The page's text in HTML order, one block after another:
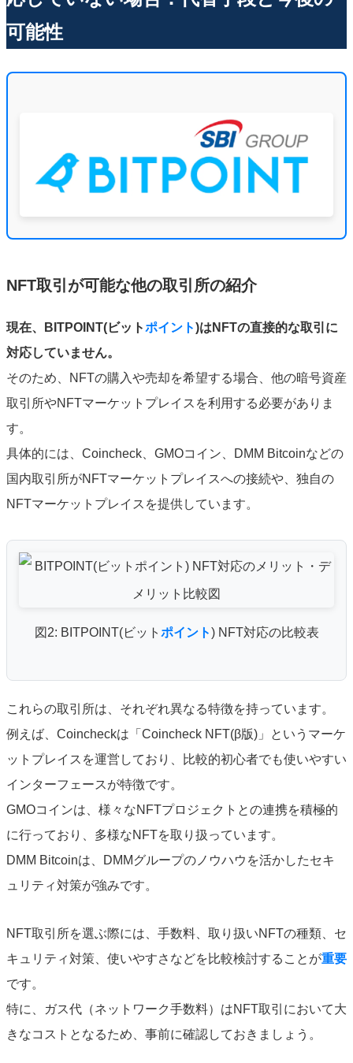
可能性
NFT取引が可能な他の取引所の紹介
現在、BITPOINT(ビットポイント)はNFTの直接的な取引に
対応していません。
そのため、NFTの購入や売却を希望する場合、他の暗号資産
取引所やNFTマーケットプレイスを利用する必要がありま
す。
具体的には、Coincheck、GMOコイン、DMM Bitcoinなどの
国内取引所がNFTマーケットプレイスへの接続や、独自の
NFTマーケットプレイスを提供しています。
図2: BITPOINT(ビット ポイント) NFT対応の比較表
これらの取引所は、それぞれ異なる特徴を持っています。
例えば、Coincheckは「Coincheck NFT(β版)」というマーケ
ットプレイスを運営しており、比較的初心者でも使いやすい
インターフェースが特徴です。
GMOコインは、様々なNFTプロジェクトとの連携を積極的
に行っており、多様なNFTを取り扱っています。
DMM Bitcoinは、DMMグループのノウハウを活かしたセキ
ュリティ対策が強みです。
NFT取引所を選ぶ際には、手数料、取り扱いNFTの種類、セ
キュリティ対策、使いやすさなどを比較検討することが重要
です。
特に、ガス代（ネットワーク手数料）はNFT取引において大
きなコストとなるため、事前に確認しておきましょう。